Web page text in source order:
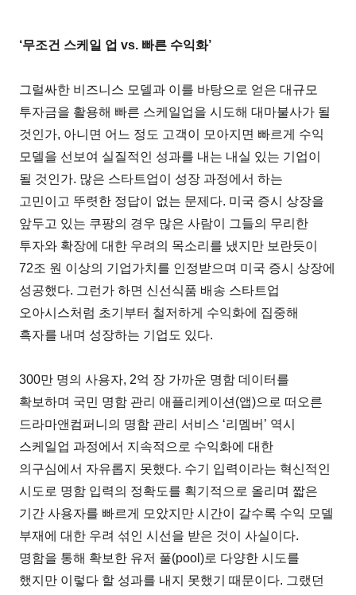
‘무조건 스케일 업 vs. 빠른 수익화’
그럴싸한 비즈니스 모델과 이를 바탕으로 얻은 대규모
투자금을 활용해 빠른 스케일업을 시도해 대마불사가 될
것인가, 아니면 어느 정도 고객이 모아지면 빠르게 수익
모델을 선보여 실질적인 성과를 내는 내실 있는 기업이
될 것인가. 많은 스타트업이 성장 과정에서 하는
고민이고 뚜렷한 정답이 없는 문제다. 미국 증시 상장을
앞두고 있는 쿠팡의 경우 많은 사람이 그들의 무리한
투자와 확장에 대한 우려의 목소리를 냈지만 보란듯이
72조 원 이상의 기업가치를 인정받으며 미국 증시 상장에
성공했다. 그런가 하면 신선식품 배송 스타트업
오아시스처럼 초기부터 철저하게 수익화에 집중해
흑자를 내며 성장하는 기업도 있다.
300만 명의 사용자, 2억 장 가까운 명함 데이터를
확보하며 국민 명함 관리 애플리케이션(앱)으로 떠오른
드라마앤컴퍼니의 명함 관리 서비스 ‘리멤버’ 역시
스케일업 과정에서 지속적으로 수익화에 대한
의구심에서 자유롭지 못했다. 수기 입력이라는 혁신적인
시도로 명함 입력의 정확도를 획기적으로 올리며 짧은
기간 사용자를 빠르게 모았지만 시간이 갈수록 수익 모델
부재에 대한 우려 섞인 시선을 받은 것이 사실이다.
명함을 통해 확보한 유저 풀(pool)로 다양한 시도를
했지만 이렇다 할 성과를 내지 못했기 때문이다. 그랬던